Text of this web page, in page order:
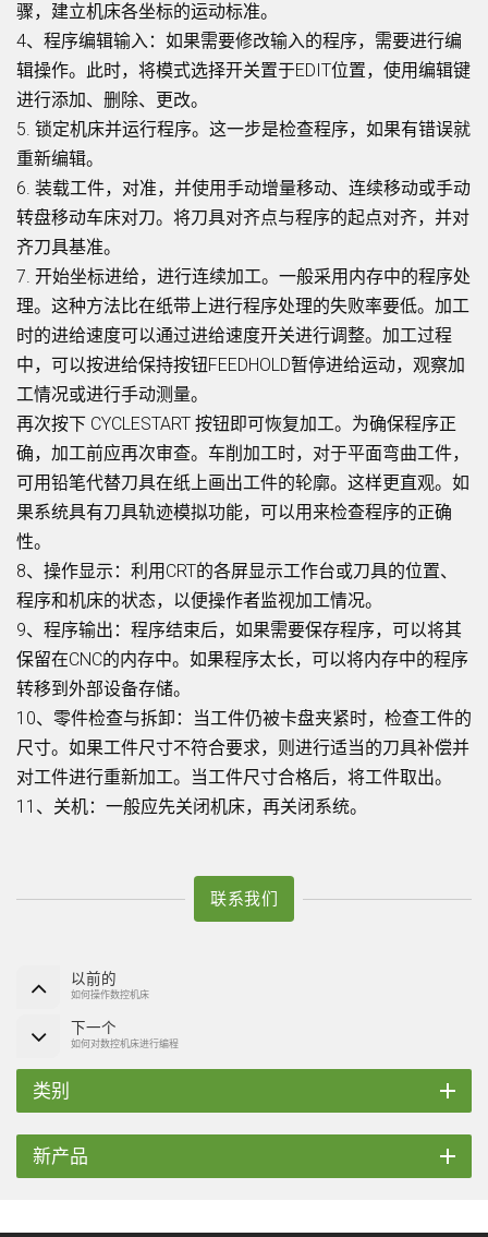
骤，建立机床各坐标的运动标准。
4、程序编辑输入：如果需要修改输入的程序，需要进行编
辑操作。此时，将模式选择开关置于EDIT位置，使用编辑键
进行添加、删除、更改。
5. 锁定机床并运行程序。这一步是检查程序，如果有错误就
重新编辑。
6. 装载工件，对准，并使用手动增量移动、连续移动或手动
转盘移动车床对刀。将刀具对齐点与程序的起点对齐，并对
齐刀具基准。
7. 开始坐标进给，进行连续加工。一般采用内存中的程序处
理。这种方法比在纸带上进行程序处理的失败率要低。加工
时的进给速度可以通过进给速度开关进行调整。加工过程
中，可以按进给保持按钮FEEDHOLD暂停进给运动，观察加
工情况或进行手动测量。
再次按下 CYCLESTART 按钮即可恢复加工。为确保程序正
确，加工前应再次审查。车削加工时，对于平面弯曲工件，
可用铅笔代替刀具在纸上画出工件的轮廓。这样更直观。如
果系统具有刀具轨迹模拟功能，可以用来检查程序的正确
性。
8、操作显示：利用CRT的各屏显示工作台或刀具的位置、
程序和机床的状态，以便操作者监视加工情况。
9、程序输出：程序结束后，如果需要保存程序，可以将其
保留在CNC的内存中。如果程序太长，可以将内存中的程序
转移到外部设备存储。
10、零件检查与拆卸：当工件仍被卡盘夹紧时，检查工件的
尺寸。如果工件尺寸不符合要求，则进行适当的刀具补偿并
对工件进行重新加工。当工件尺寸合格后，将工件取出。
11、关机：一般应先关闭机床，再关闭系统。
联系我们
以前的
如何操作数控机床
下一个
如何对数控机床进行编程
类别
新产品